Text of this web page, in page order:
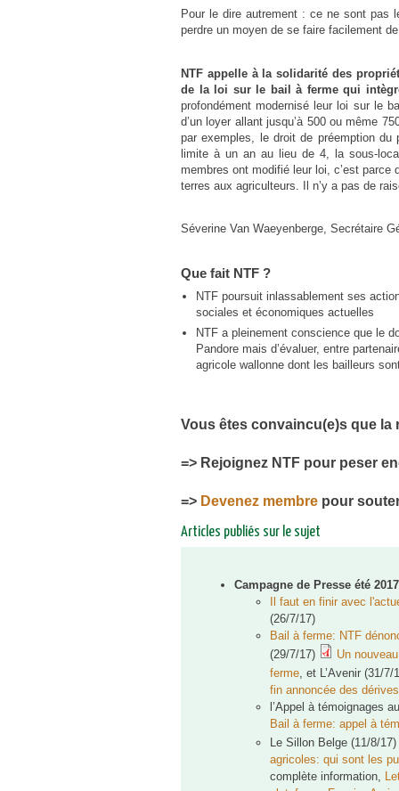
Pour le dire autrement : ce ne sont pas
perdre un moyen de se faire facilement de
NTF appelle à la solidarité des
de la loi sur le bail à ferme qui
profondément modernisé leur loi sur le
d’un loyer allant jusqu’à 500 ou même
par exemples, le droit de préemption
limite à un an au lieu de 4, la sous-
membres ont modifié leur loi, c’est parce
terres aux agriculteurs. Il n’y a pas de
Séverine Van Waeyenberge, Secrétaire
Que fait NTF ?
NTF poursuit inlassablement ses
sociales et économiques actuelles
NTF a pleinement conscience que le
Pandore mais d’évaluer, entre
agricole wallonne dont les bailleurs
Vous êtes convaincu(e)s que la
=> Rejoignez NTF pour peser
=> Devenez membre pour
Articles publiés sur le sujet
Campagne de Presse été
Il faut en finir avec
(26/7/17)
Bail à ferme: NTF
(29/7/17)
Un
ferme et L’Avenir (31/
fin annoncée des dérives
l’Appel à témoignages
Bail à ferme: appel à
Le Sillon Belge (11/8/17)
agricoles: qui sont les
complète information,